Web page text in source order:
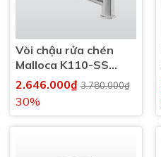
Vòi chậu rửa chén
Malloca K110-SS
nóng lạnh
2.646.000₫3.780.000₫
30%